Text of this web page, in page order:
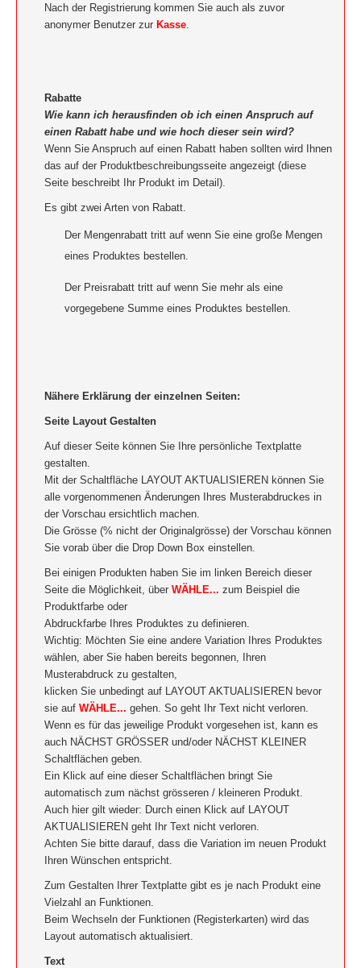
Nach der Registrierung kommen Sie auch als zuvor
anonymer Benutzer zur Kasse.
Rabatte
Wie kann ich herausfinden ob ich einen Anspruch auf
einen Rabatt habe und wie hoch dieser sein wird?
Wenn Sie Anspruch auf einen Rabatt haben sollten wird Ihnen
das auf der Produktbeschreibungsseite angezeigt (diese
Seite beschreibt Ihr Produkt im Detail).
Es gibt zwei Arten von Rabatt.
Der Mengenrabatt tritt auf wenn Sie eine große Mengen
eines Produktes bestellen.
Der Preisrabatt tritt auf wenn Sie mehr als eine
vorgegebene Summe eines Produktes bestellen.
Nähere Erklärung der einzelnen Seiten:
Seite Layout Gestalten
Auf dieser Seite können Sie Ihre persönliche Textplatte
gestalten.
Mit der Schaltfläche LAYOUT AKTUALISIEREN können Sie
alle vorgenommenen Änderungen Ihres Musterabdruckes in
der Vorschau ersichtlich machen.
Die Grösse (% nicht der Originalgrösse) der Vorschau können
Sie vorab über die Drop Down Box einstellen.
Bei einigen Produkten haben Sie im linken Bereich dieser
Seite die Möglichkeit, über WÄHLE... zum Beispiel die
Produktfarbe oder
Abdruckfarbe Ihres Produktes zu definieren.
Wichtig: Möchten Sie eine andere Variation Ihres Produktes
wählen, aber Sie haben bereits begonnen, Ihren
Musterabdruck zu gestalten,
klicken Sie unbedingt auf LAYOUT AKTUALISIEREN bevor
sie auf WÄHLE... gehen. So geht Ihr Text nicht verloren.
Wenn es für das jeweilige Produkt vorgesehen ist, kann es
auch NÄCHST GRÖSSER und/oder NÄCHST KLEINER
Schaltflächen geben.
Ein Klick auf eine dieser Schaltflächen bringt Sie
automatisch zum nächst grösseren / kleineren Produkt.
Auch hier gilt wieder: Durch einen Klick auf LAYOUT
AKTUALISIEREN geht Ihr Text nicht verloren.
Achten Sie bitte darauf, dass die Variation im neuen Produkt
Ihren Wünschen entspricht.
Zum Gestalten Ihrer Textplatte gibt es je nach Produkt eine
Vielzahl an Funktionen.
Beim Wechseln der Funktionen (Registerkarten) wird das
Layout automatisch aktualisiert.
Text